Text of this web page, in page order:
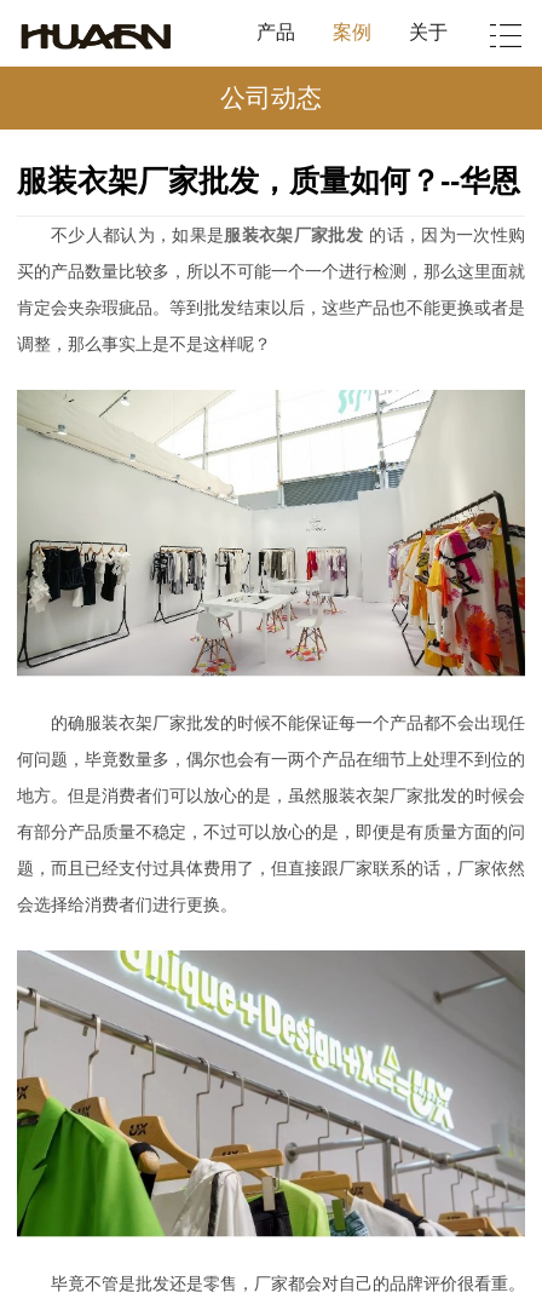
产品 案例 关于
公司动态
服装衣架厂家批发，质量如何？--华恩
不少人都认为，如果是服装衣架厂家批发 的话，因为一次性购
买的产品数量比较多，所以不可能一个一个进行检测，那么这里面就
肯定会夹杂瑕疵品。等到批发结束以后，这些产品也不能更换或者是
调整，那么事实上是不是这样呢？
的确服装衣架厂家批发的时候不能保证每一个产品都不会出现任
何问题，毕竟数量多，偶尔也会有一两个产品在细节上处理不到位的
地方。但是消费者们可以放心的是，虽然服装衣架厂家批发的时候会
有部分产品质量不稳定，不过可以放心的是，即便是有质量方面的问
题，而且已经支付过具体费用了，但直接跟厂家联系的话，厂家依然
会选择给消费者们进行更换。
毕竟不管是批发还是零售，厂家都会对自己的品牌评价很看重。